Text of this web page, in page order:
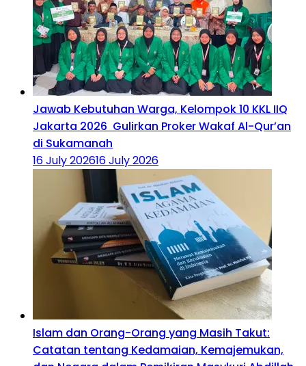
Jawab Kebutuhan Warga, Kelompok 10 KKL IIQ
Jakarta 2026 Gulirkan Proker Wakaf Al-Qur’an
di Sukamanah
16 July 202616 July 2026
Islam dan Orang-Orang yang Masih Takut:
Catatan tentang Kedamaian, Kemajemukan,